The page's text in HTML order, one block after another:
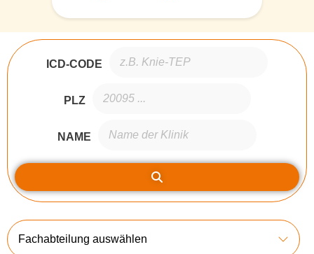
ICD-CODE
PLZ
NAME
Fachabteilung auswählen